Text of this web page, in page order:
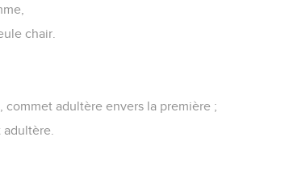
chair.
adultère envers la première ;